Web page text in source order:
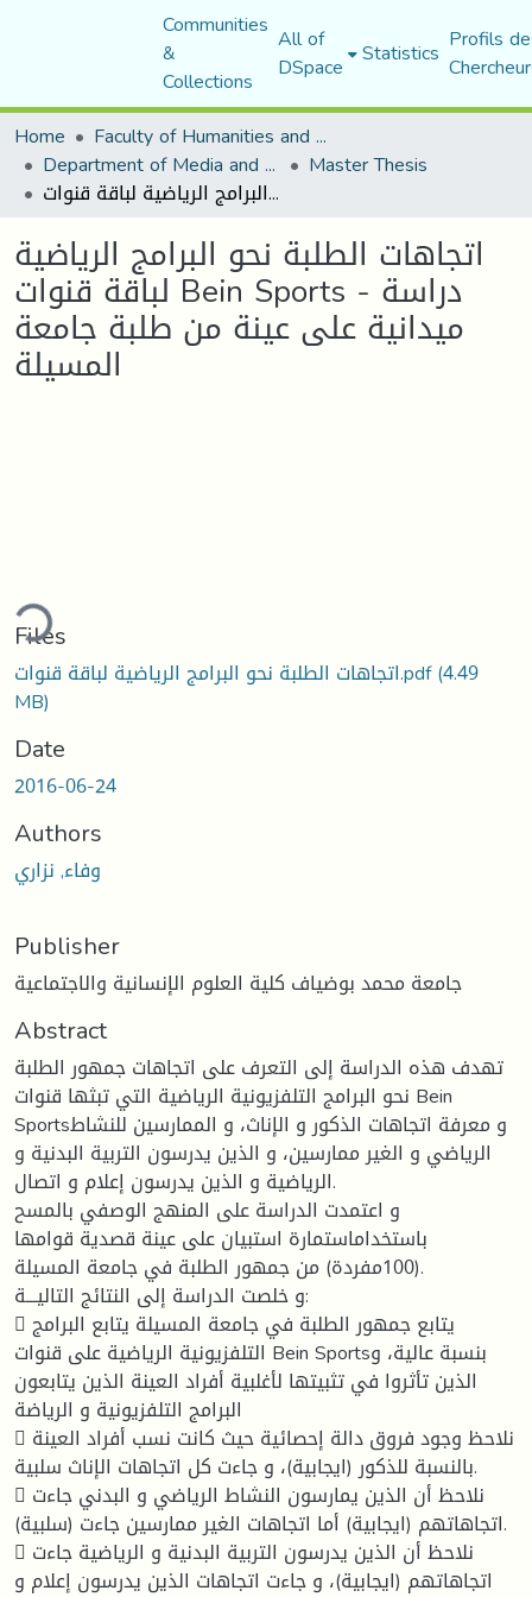
Communities
&
Collections
All of
DSpace Statistics Profils
Home
Faculty of Humanities and Social Sciences
Department of Media and Communication Studies Master Thesis
اتجاهات الطلبة نحو البرامج الرياضية لباقة قنوات Bein Sports - دراسة ميدانية على عينة من طلبة جامعة المسيلة
اتجاهات الطلبة نحو البرامج الرياضية
لباقة قنوات Bein Sports - دراسة
ميدانية على عينة من طلبة جامعة
المسيلة
Files
اتجاهات الطلبة نحو البرامج الرياضية لباقة قنوات.pdf(4.49
MB)
Date
2016-06-24
Authors
وفاء, نزاري
Publisher
جامعة محمد بوضياف كلية العلوم الإنسانية والاجتماعية
Abstract
تهدف هذه الدراسة إلى التعرف على اتجاهات جمهور الطلبة
نحو البرامج التلفزيونية الرياضية التي تبثها قنوات Bein
Sportsو معرفة اتجاهات الذكور و الإناث، و الممارسين للنشاط
الرياضي و الغير ممارسين، و الذين يدرسون التربية البدنية و
الرياضية و الذين يدرسون إعلام و اتصال.
و اعتمدت الدراسة على المنهج الوصفي بالمسح
باستخداماستمارة استبيان على عينة قصدية قوامها
(100مفردة) من جمهور الطلبة في جامعة المسيلة.
و خلصت الدراسة إلى النتائج التاليـــة:
 يتابع جمهور الطلبة في جامعة المسيلة يتابع البرامج
التلفزيونية الرياضية على قنوات Bein Sportsبنسبة عالية، و
الذين تأثروا في تثبيتها لأغلبية أفراد العينة الذين يتابعون
البرامج التلفزيونية و الرياضة
 نلاحظ وجود فروق دالة إحصائية حيث كانت نسب أفراد العينة
بالنسبة للذكور (ايجابية)، و جاءت كل اتجاهات الإناث سلبية.
 نلاحظ أن الذين يمارسون النشاط الرياضي و البدني جاءت
اتجاهاتهم (ايجابية) أما اتجاهات الغير ممارسين جاءت (سلبية).
 نلاحظ أن الذين يدرسون التربية البدنية و الرياضية جاءت
اتجاهاتهم (ايجابية)، و جاءت اتجاهات الذين يدرسون إعلام و